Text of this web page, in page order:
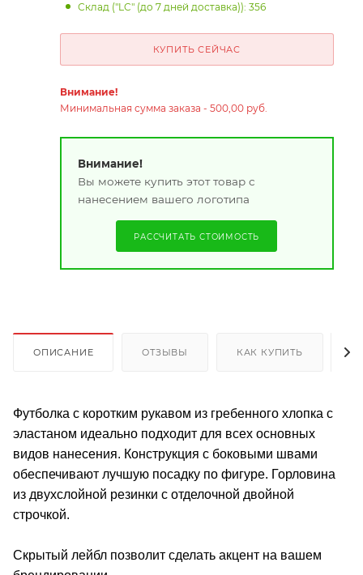
Склад ("LC" (до 7 дней доставка)): 356
КУПИТЬ СЕЙЧАС
Внимание!
Минимальная сумма заказа - 500,00 руб.
Внимание!
Вы можете купить этот товар с
нанесением вашего логотипа
РАССЧИТАТЬ СТОИМОСТЬ
ОПИСАНИЕ ОТЗЫВЫ КАК КУПИТЬ
Футболка с коротким рукавом из гребенного хлопка с
эластаном идеально подходит для всех основных
видов нанесения. Конструкция с боковыми швами
обеспечивают лучшую посадку по фигуре. Горловина
из двухслойной резинки с отделочной двойной
строчкой.
Скрытый лейбл позволит сделать акцент на вашем